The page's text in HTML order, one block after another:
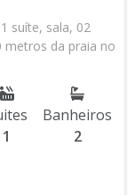
suíte, sala, 02
metros da praia no
1
Banheiros
2